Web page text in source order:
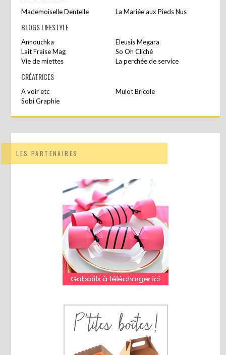
Mademoiselle Dentelle La Mariée aux Pieds Nus
BLOGS LIFESTYLE
Annouchka
Eleusis Megara
Lait Fraise Mag
So Oh Cliché
Vie de miettes
La perchée de service
CRÉATRICES
A voir etc
Mulot Bricole
Sobi Graphie
LES PARTENAIRES